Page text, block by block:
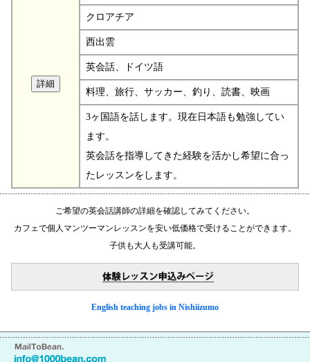
クロアチア
西出雲
英会話、ドイツ語
料理、旅行、サッカー、釣り、読書、映画
3ヶ国語を話します。現在日本語も勉強してい
ます。
英会話を指導してきた経験を活かし希望に合っ
たレッスンをします。
ご希望の英会話講師の詳細を確認してみてください。
カフェで個人マンツーマンレッスンを安い低価格で受けることができます。
子供も大人も受講可能。
English teaching jobs in Nishiizumo